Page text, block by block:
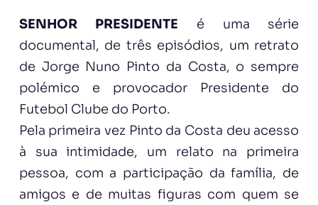
SENHOR PRESIDENTE é uma série
documental, de três episódios, um retrato
de Jorge Nuno Pinto da Costa, o sempre
polémico e provocador Presidente do
Futebol Clube do Porto.
Pela primeira vez Pinto da Costa deu acesso
à sua intimidade, um relato na primeira
pessoa, com a participação da família, de
amigos e de muitas figuras com quem se